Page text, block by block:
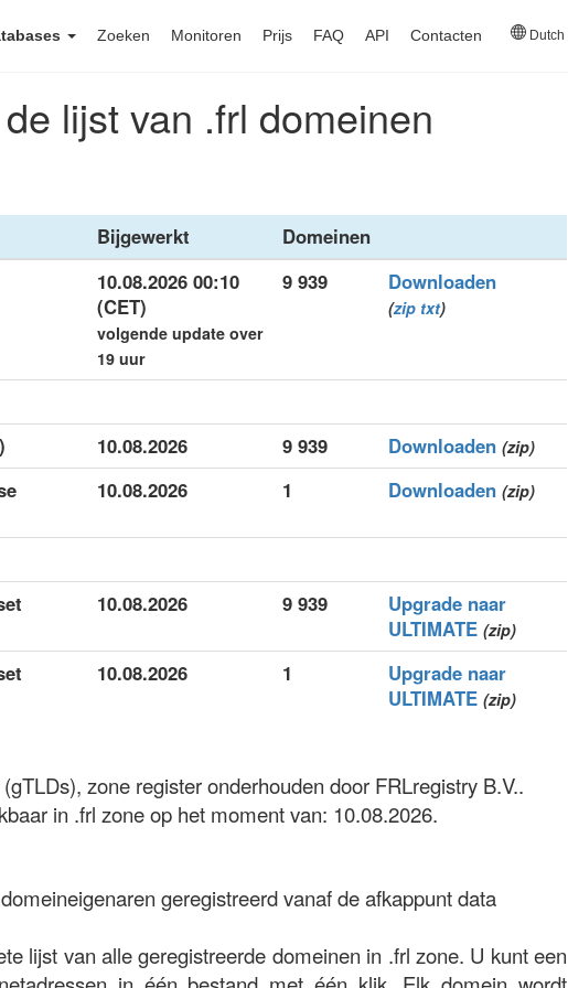
Zoeken Monitoren Prijs FAQ API Contacten Dutch
lijst van .frl domeinen
Bijgewerkt
Domeinen
10.08.2026 00:10
(CET)
volgende update over
19 uur
9 939 Downloaden
(zip txt)
10.08.2026 9 939 Downloaden (zip)
10.08.2026 1 Downloaden (zip)
10.08.2026 9 939
Upgrade naar
ULTIMATE (zip)
10.08.2026 1
Upgrade naar
ULTIMATE (zip)
zone register onderhouden door FRLregistry B.V..
in .frl zone op het moment van: 10.08.2026.
geregistreerd vanaf de afkappunt data
lijst van alle geregistreerde domeinen in .frl zone. U kunt een